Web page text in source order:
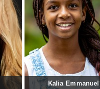
Kalia Emmanuel